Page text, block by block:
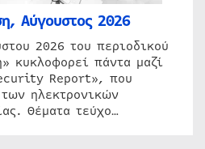
Αύγουστος 2026
2026 του περιοδικού
κυκλοφορεί πάντα μαζί
Report», που
ηλεκτρονικών
Θέματα τεύχο…